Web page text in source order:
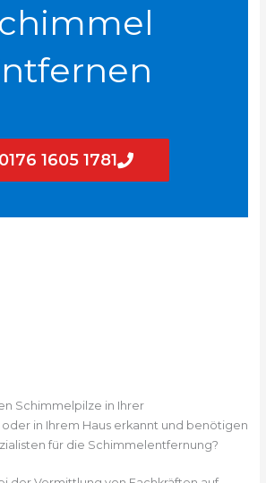
0176 1605 1781
Schimmelpilze in Ihrer
in Ihrem Haus erkannt und benötigen
für die Schimmelentfernung?